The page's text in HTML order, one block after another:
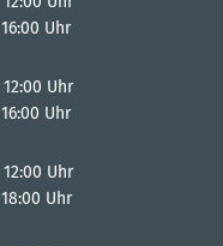
Von 08:00 bis 12:00 Uhr
16:00 Uhr
12:00 Uhr
Von 08:00 bis 12:00 Uhr
16:00 Uhr
12:00 Uhr
Von 08:00 bis 12:00 Uhr
18:00 Uhr